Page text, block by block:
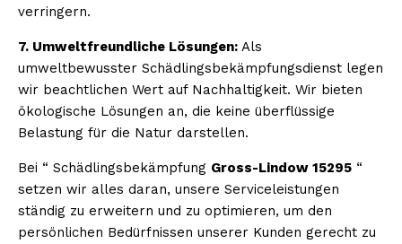
verringern.
7. Umweltfreundliche Lösungen: Als
umweltbewusster Schädlingsbekämpfungsdienst legen
wir beachtlichen Wert auf Nachhaltigkeit. Wir bieten
ökologische Lösungen an, die keine überflüssige
Belastung für die Natur darstellen.
Bei “ Schädlingsbekämpfung Gross-Lindow 15295 “
setzen wir alles daran, unsere Serviceleistungen
ständig zu erweitern und zu optimieren, um den
persönlichen Bedürfnissen unserer Kunden gerecht zu